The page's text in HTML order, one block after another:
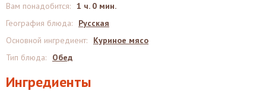
Ингредиенты
Вам понадобится: 1 ч. 0 мин.
География блюда:
Русская
Основной ингредиент:
Куриное мясо
Тип блюда: Обед